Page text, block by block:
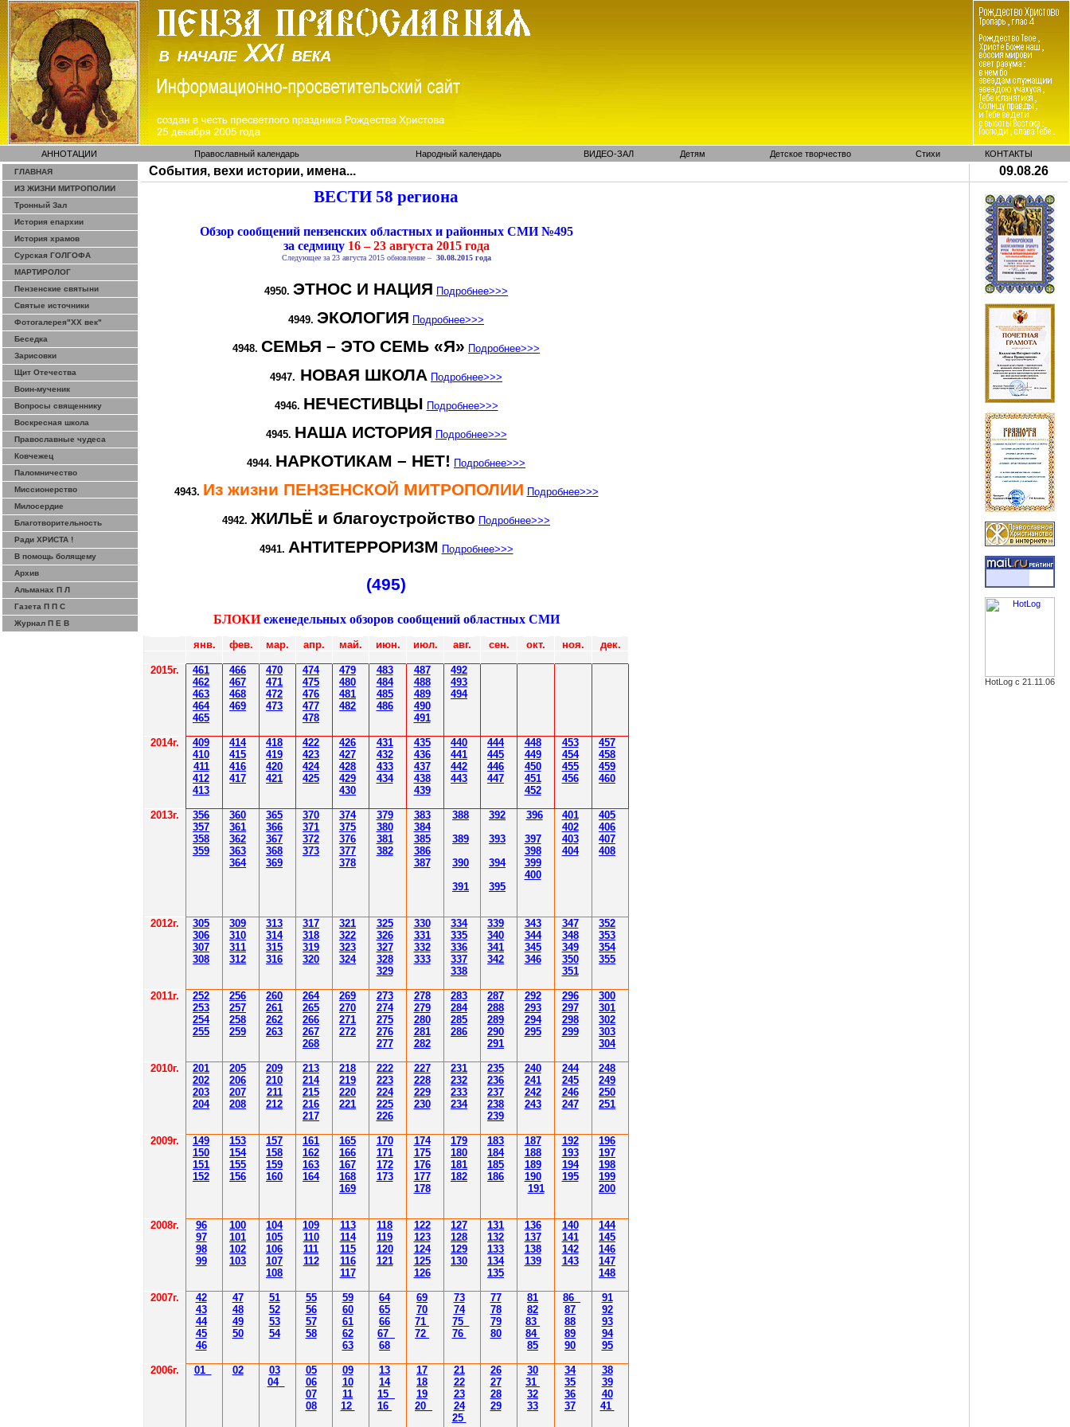
АННОТАЦИИ Православный календарь Народный календарь ВИДЕО-ЗАЛ Детям Детское творчество Стихи КОНТАКТЫ
ГЛАВНАЯ
ИЗ ЖИЗНИ МИТРОПОЛИИ
Тронный Зал
История епархии
История храмов
Сурская ГОЛГОФА
МАРТИРОЛОГ
Пензенские святыни
Святые источники
Фотогалерея"ХХ век"
Беседка
Зарисовки
Щит Отечества
Воин-мученик
Вопросы священнику
Воскресная школа
Православные чудеса
Ковчежец
Паломничество
Миссионерство
Милосердие
Благотворительность
Ради ХРИСТА !
В помощь болящему
Архив
Альманах П Л
Газета П П С
Журнал П Е В
События, вехи истории, имена... 09.08.26
ВЕСТИ 58 региона
Обзор сообщений пензенских областных и районных СМИ №495
за седмицу16 – 23 августа 2015 года
Следующее за 23 августа 2015 обновление – 30.08.2015 года
4950. ЭТНОС И НАЦИЯ Подробнее>>>
4949. ЭКОЛОГИЯ Подробнее>>>
4948. СЕМЬЯ – ЭТО СЕМЬ «Я» Подробнее>>>
4947. НОВАЯ ШКОЛА Подробнее>>>
4946. НЕЧЕСТИВЦЫ Подробнее>>>
4945. НАША ИСТОРИЯ Подробнее>>>
4944. НАРКОТИКАМ – НЕТ! Подробнее>>>
4943. Из жизни ПЕНЗЕНСКОЙ МИТРОПОЛИИ Подробнее>>>
4942. ЖИЛЬЁ и благоустройство Подробнее>>>
4941. АНТИТЕРРОРИЗМ Подробнее>>>
(495)
БЛОКИ еженедельных обзоров сообщений областных СМИ
янв. фев. мар. апр. май. июн. июл. авг. сен. окт. ноя. дек.
2015г. 461
462
463
464
465
466
467
468
469
470
471
472
473
474
475
476
477
478
479
480
481
482
483
484
485
486
487
488
489
490
491
492
493
494
2014г. 409
410
411
412
413
414
415
416
417
418
419
420
421
422
423
424
425
426
427
428
429
430
431
432
433
434
435
436
437
438
439
440
441
442
443
444
445
446
447
448
449
450
451
452
453
454
455
456
457
458
459
460
2013г.
356
357
358
359
360
361
362
363
364
365
366
367
368
369
370
371
372
373
374
375
376
377
378
379
380
381
382
383
384
385
386
387
388
389
390
391
392
393
394
395
396
397
398
399
400
401
402
403
404
405
406
407
408
2012г. 305
306
307
308
309
310
311
312
313
314
315
316
317
318
319
320
321
322
323
324
325
326
327
328
329
330
331
332
333
334
335
336
337
338
339
340
341
342
343
344
345
346
347
348
349
350
351
352
353
354
355
2011г.
252
253
254
255
256
257
258
259
260
261
262
263
264
265
266
267
268
269
270
271
272
273
274
275
276
277
278
279
280
281
282
283
284
285
286
287
288
289
290
291
292
293
294
295
296
297
298
299
300
301
302
303
304
2010г.
201
202
203
204
205
206
207
208
209
210
211
212
213
214
215
216
217
218
219
220
221
222
223
224
225
226
227
228
229
230
231
232
233
234
235
236
237
238
239
240
241
242
243
244
245
246
247
248
249
250
251
2009г.
149
150
151
152
153
154
155
156
157
158
159
160
161
162
163
164
165
166
167
168
169
170
171
172
173
174
175
176
177
178
179
180
181
182
183
184
185
186
187
188
189
190
191
192
193
194
195
196
197
198
199
200
2008г.
96
97
98
99
100
101
102
103
104
105
106
107
108
109
110
111
112
113
114
115
116
117
118
119
120
121
122
123
124
125
126
127
128
129
130
131
132
133
134
135
136
137
138
139
140
141
142
143
144
145
146
147
148
2007г.
42
43
44
45
46
47
48
49
50
51
52
53
54
55
56
57
58
59
60
61
62
63
64
65
66
67
68
69
70
71
72
73
74
75
76
77
78
79
80
81
82
83
84
85
86
87
88
89
90
91
92
93
94
95
2006г. 01 02
03
04
05
06
07
08
09
10
11
12
13
14
15
16
17
18
19
20
21
22
23
24
25
26
27
28
29
30
31
32
33
34
35
36
37
38
39
40
41
HotLog с 21.11.06